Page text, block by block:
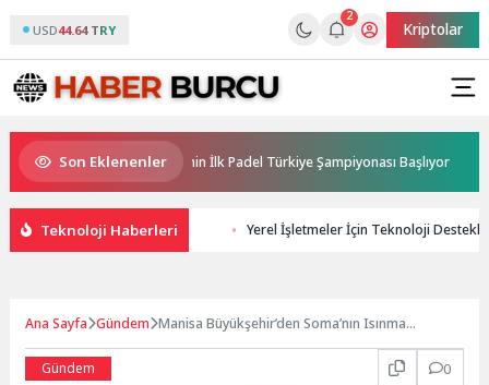
USD44.64 TRY
2
Kriptolar
Son Eklenenler
Türkiye’nin İlk Padel Türkiye Şampiyonası Başlıyor
Teknoloji Haberleri Yerel İşletmeler İçin Teknoloji Destekli
Ana Sayfa Gündem Manisa Büyükşehir’den Soma’nın Isınma
Gündem 0